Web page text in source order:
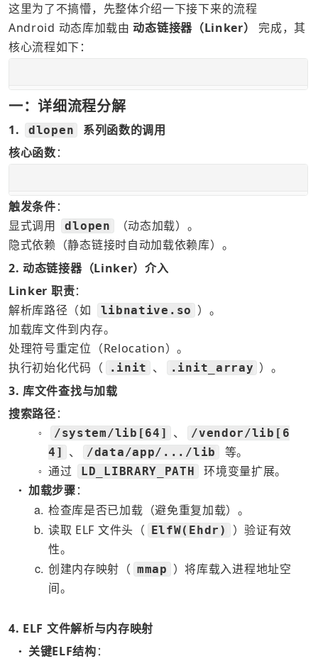
这里为了不搞懵，先整体介绍一下接下来的流程
Android 动态库加载由 动态链接器（Linker）
完成，其
核心流程如下：
一：详细流程分解
1. dlopen
系列函数的调用
核心函数：
触发条件：
显式调用
dlopen
（动态加载）。
隐式依赖（静态链接时自动加载依赖库）。
2. 动态链接器（Linker）介入
Linker 职责：
解析库路径（如
libnative.so ）。
加载库文件到内存。
处理符号重定位（Relocation）。
执行初始化代码（
.init 、 .init_array ）。
3. 库文件查找与加载
搜索路径：
○ /system/lib[64] 、
/vendor/lib[6
4]
、 /data/app/.../lib 等。
○ 通过 LD_LIBRARY_PATH 环境变量扩展。
● 加载步骤：
a 检查库是否已加载（避免重复加载）。
b 读取 ELF 文件头（ ElfW(Ehdr)
）验证有效
性。
c 创建内存映射（ mmap ）将库载入进程地址空
间。
4. ELF 文件解析与内存映射
● 关键ELF结构：